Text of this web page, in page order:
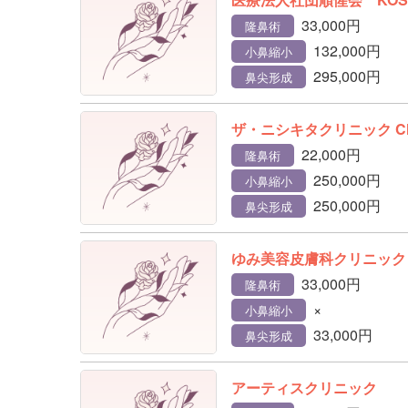
隆鼻術 33,000円
小鼻縮小 132,000円
鼻尖形成 295,000円
ザ・ニシキタクリニック
隆鼻術 22,000円
小鼻縮小 250,000円
鼻尖形成 250,000円
ゆみ美容皮膚科クリニック
隆鼻術 33,000円
小鼻縮小 ×
鼻尖形成 33,000円
アーティスクリニック